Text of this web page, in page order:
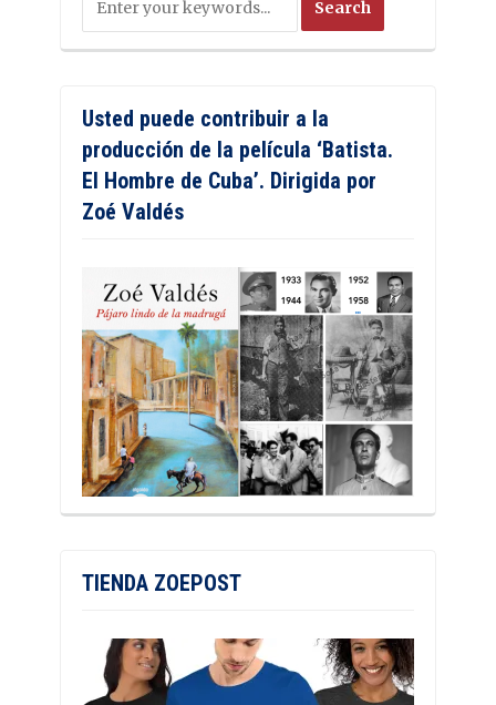
Usted puede contribuir a la
producción de la película ‘Batista.
El Hombre de Cuba’. Dirigida por
Zoé Valdés
TIENDA ZOEPOST